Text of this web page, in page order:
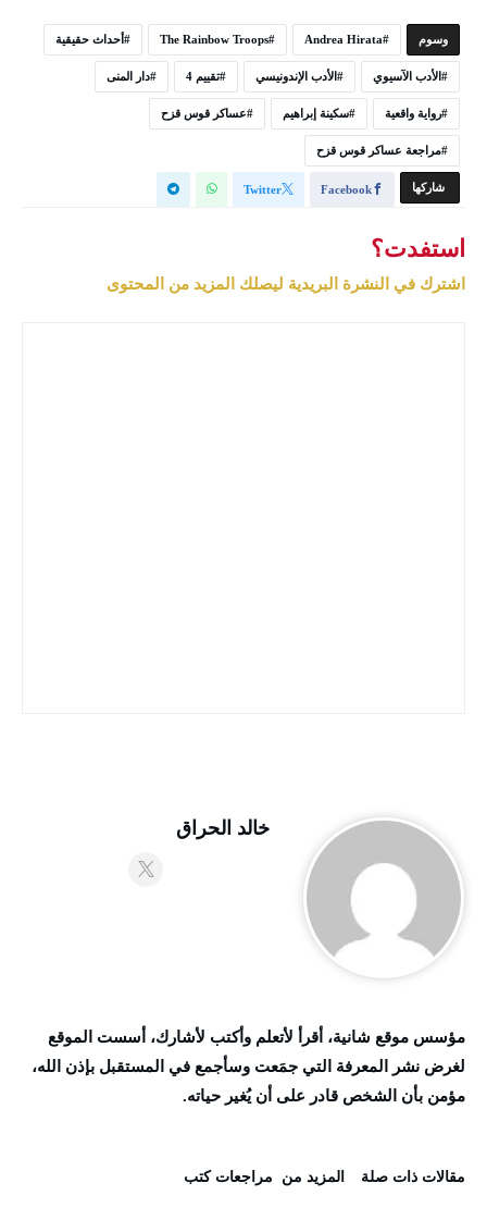
‫‫‫‫وسوم‬ Andrea Hirata
The Rainbow Troops أحداث حقيقية
الأدب الآسيوي الأدب الإندونيسي تقييم 4 دار المنى
رواية واقعية سكينة إبراهيم عساكر قوس قزح
مراجعة عساكر قوس قزح
‫‫ شاركها‬ Facebook
Twitter
استفدت؟
اشترك في النشرة البريدية ليصلك المزيد من المحتوى
خالد الحراق
مؤسس موقع شانية، أقرأ لأتعلم وأكتب لأشارك، أسست الموقع
لغرض نشر المعرفة التي جمَعت وسأجمع في المستقبل بإذن الله،
مؤمن بأن الشخص قادر على أن يُغير حياته.
‫مقالات ذات صلة‬ ‫المزيد من ‬ مراجعات كتب